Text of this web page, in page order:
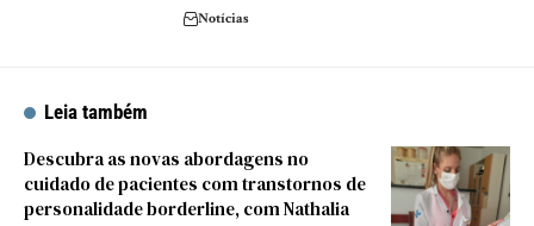
Notícias
Leia também
Descubra as novas abordagens no
cuidado de pacientes com transtornos de
personalidade borderline, com Nathalia